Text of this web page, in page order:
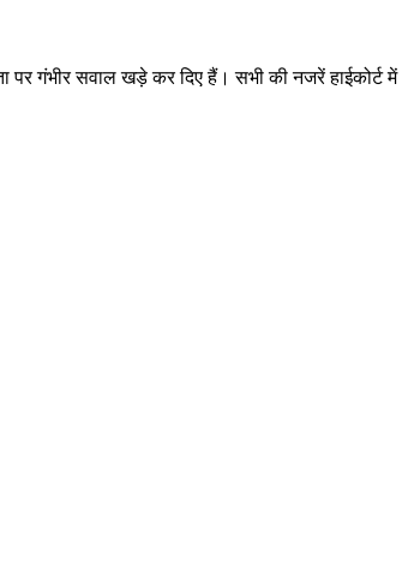
पर गंभीर सवाल खड़े कर दिए हैं। सभी की नजरें हाईकोर्ट में